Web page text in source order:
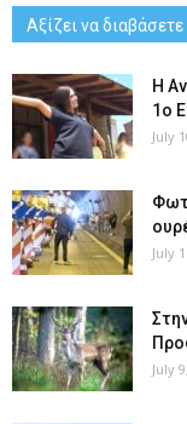
Αξίζει να διαβάσετε
Η
1ο
July
July
July